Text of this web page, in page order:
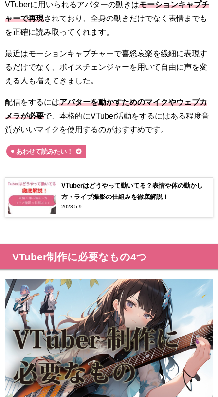
VTuberに用いられるアバターの動きはモーションキャプチ
ャーで再現されており、全身の動きだけでなく表情までも
を正確に読み取ってくれます。
最近はモーションキャプチャーで喜怒哀楽を繊細に表現す
るだけでなく、ボイスチェンジャーを用いて自由に声を変
える人も増えてきました。
配信をするにはアバターを動かすためのマイクやウェブカ
メラが必要で、本格的にVTuber活動をするにはある程度音
質がいいマイクを使用するのがおすすめです。
あわせて読みたい！
VTuberはどうやって動いてる？表情や体の動かし
方・ライブ撮影の仕組みを徹底解説！
2023.5.9
VTuber制作に必要なもの4つ